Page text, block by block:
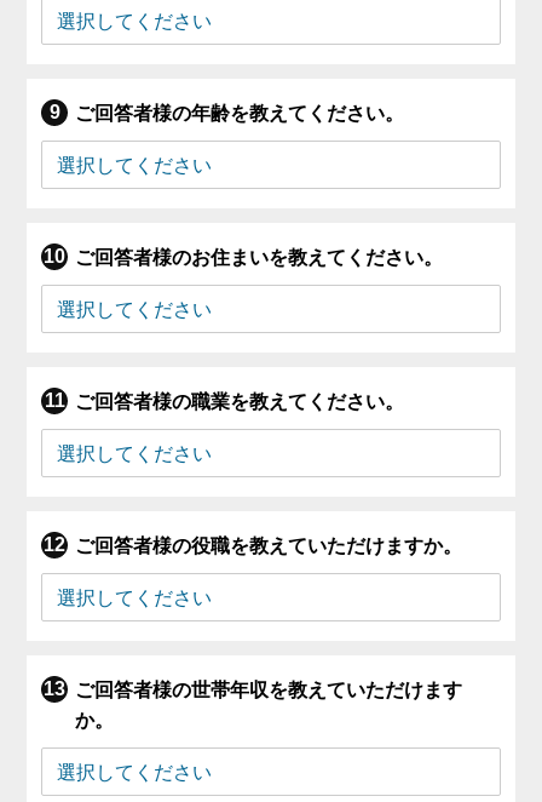
ご回答者様の年齢を教えてください。
ご回答者様のお住まいを教えてください。
ご回答者様の職業を教えてください。
ご回答者様の役職を教えていただけますか。
ご回答者様の世帯年収を教えていただけます
か。